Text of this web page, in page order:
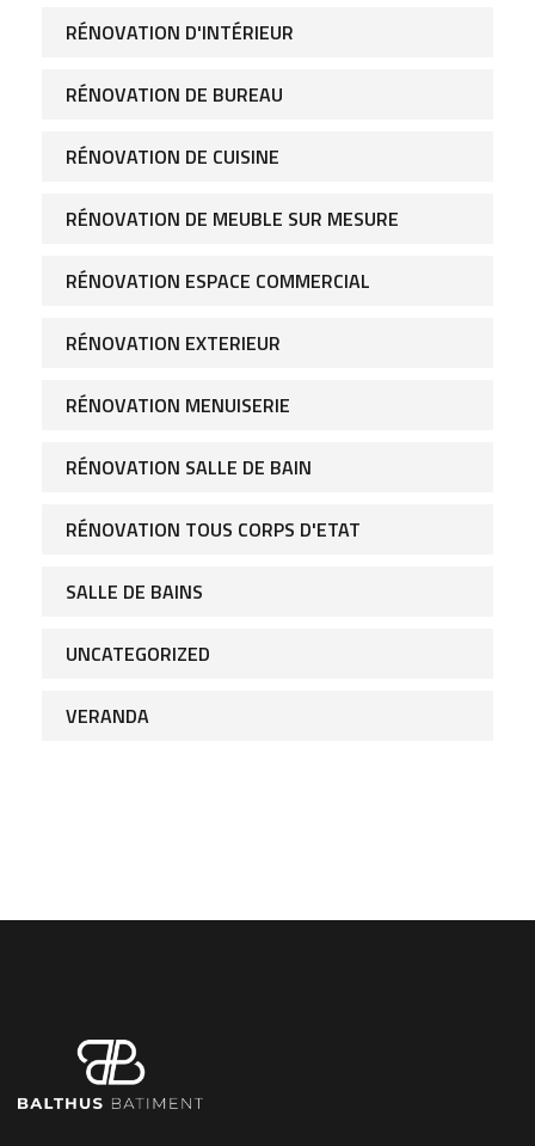
RÉNOVATION D'INTÉRIEUR
RÉNOVATION DE BUREAU
RÉNOVATION DE CUISINE
RÉNOVATION DE MEUBLE SUR MESURE
RÉNOVATION ESPACE COMMERCIAL
RÉNOVATION EXTERIEUR
RÉNOVATION MENUISERIE
RÉNOVATION SALLE DE BAIN
RÉNOVATION TOUS CORPS D'ETAT
SALLE DE BAINS
UNCATEGORIZED
VERANDA